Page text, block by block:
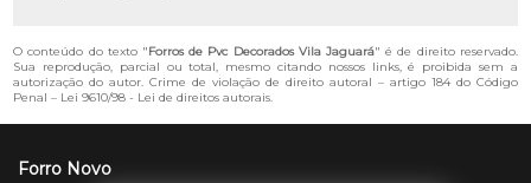
O conteúdo do texto "Forros de Pvc Decorados Vila Jaguará" é de direito reservado.
Sua reprodução, parcial ou total, mesmo citando nossos links, é proibida sem a
autorização do autor. Crime de violação de direito autoral – artigo 184 do Código
Penal – Lei 9610/98 - Lei de direitos autorais.
Forro Novo